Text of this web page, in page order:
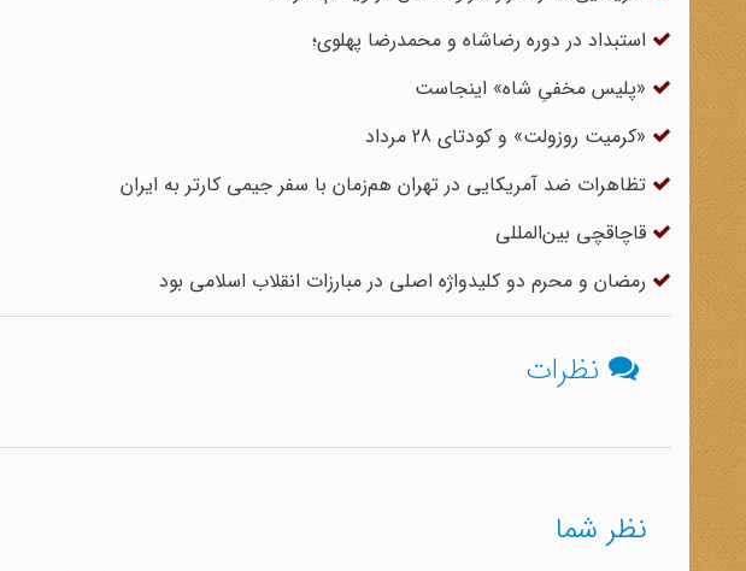
استبداد در دوره رضاشاه و محمدرضا پهلوی؛
«پلیس مخفیِ شاه» اینجاست
«کرمیت روزولت» و کودتای 28 مرداد
تظاهرات ضد آمریکایی در تهران هم‌زمان با سفر جیمی کارتر به ایران
قاچاقچی بین‌المللی
رمضان و محرم دو کلیدواژه اصلی در مبارزات انقلاب اسلامی بود
نظرات
نظر شما